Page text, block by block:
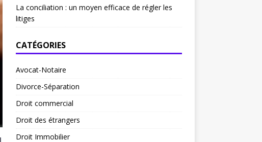
La conciliation : un moyen efficace de régler les
litiges
CATÉGORIES
Avocat-Notaire
Divorce-Séparation
Droit commercial
Droit des étrangers
Droit Immobilier